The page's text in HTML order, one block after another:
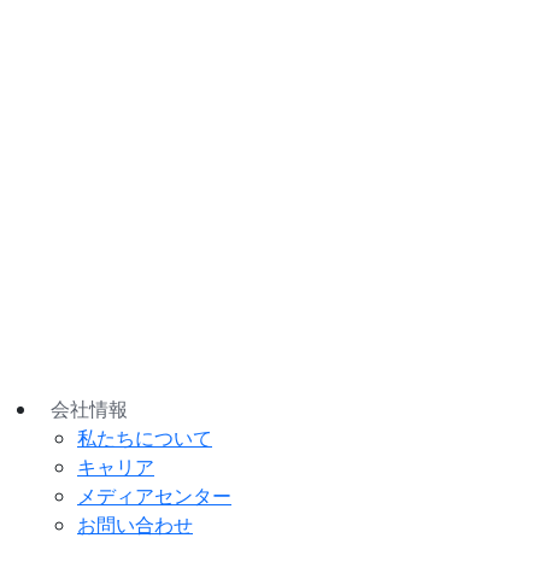
会社情報
私たちについて
キャリア
メディアセンター
お問い合わせ